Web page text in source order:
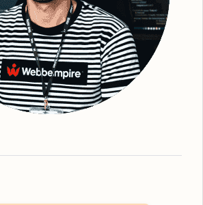
ranking och därmed också den
regionala synligheten. Vi ser
den mest effektivaorganiska
oavsett vilka lösningar du
optimerar er digitala
så att din verksamhet står
i SE-resultaten. Som en